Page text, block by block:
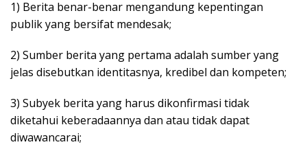
1) Berita benar-benar mengandung kepentingan
publik yang bersifat mendesak;
2) Sumber berita yang pertama adalah sumber yang
jelas disebutkan identitasnya, kredibel dan kompeten;
3) Subyek berita yang harus dikonfirmasi tidak
diketahui keberadaannya dan atau tidak dapat
diwawancarai;